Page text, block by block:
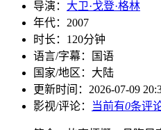
导演： 大卫·戈登·格林
年代： 2007
时长： 120分钟
语言/字幕：
国语
国家/地区： 大陆
更新时间： 2026-07-09
影视/评论：
当前有0条评